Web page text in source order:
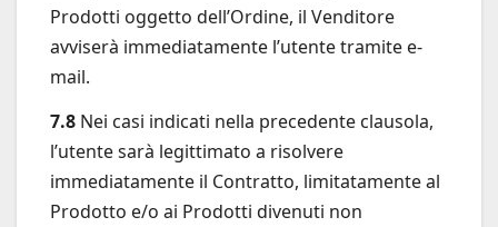
Prodotti oggetto dell’Ordine, il Venditore
avviserà immediatamente l’utente tramite e-
mail.
7.8 Nei casi indicati nella precedente clausola,
l’utente sarà legittimato a risolvere
immediatamente il Contratto, limitatamente al
Prodotto e/o ai Prodotti divenuti non